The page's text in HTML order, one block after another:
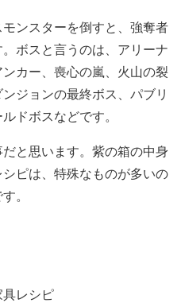
ンスターを倒すと、強奪者
ボスと言うのは、アリーナ
カー、喪心の嵐、火山の裂
ジョンの最終ボス、パブリ
ドボスなどです。
と思います。紫の箱の中身
ピは、特殊なものが多いの
。
レシピ